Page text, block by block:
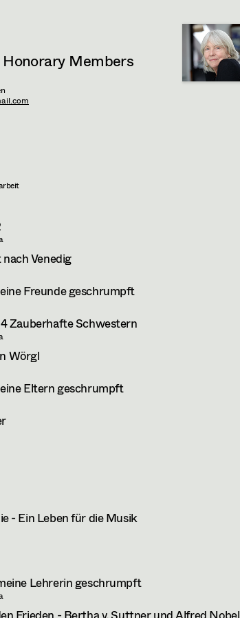
Honorary Members
Venedig
Freunde geschrumpft
Zauberhafte Schwestern
Wörgl
Eltern geschrumpft
- Ein Leben für die Musik
Lehrerin geschrumpft